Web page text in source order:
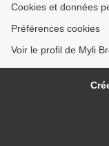
Cookies et données
Préférences cookies
Voir le profil de Myli